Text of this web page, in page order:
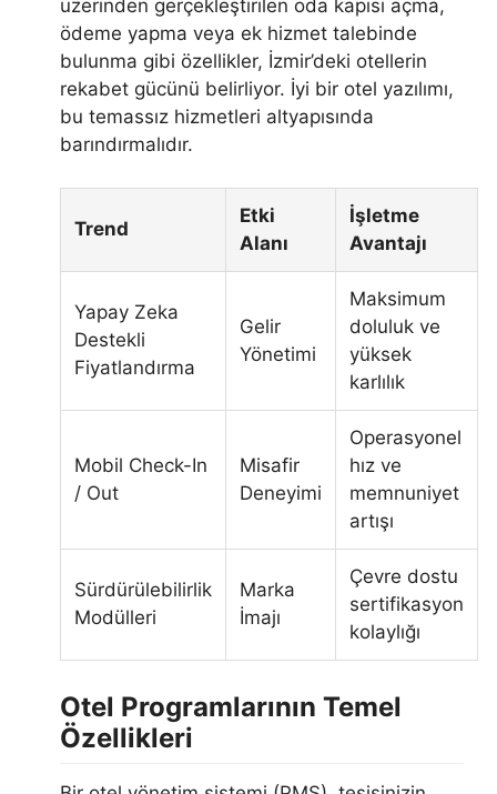
üzerinden gerçekleştirilen oda kapısı açma,
ödeme yapma veya ek hizmet talebinde
bulunma gibi özellikler, İzmir’deki otellerin
rekabet gücünü belirliyor. İyi bir otel yazılımı,
bu temassız hizmetleri altyapısında
barındırmalıdır.
Trend
Etki
Alanı
İşletme
Avantajı
Yapay Zeka
Destekli
Fiyatlandırma
Gelir
Yönetimi
Maksimum
doluluk ve
yüksek
karlılık
Mobil Check-In
/ Out
Misafir
Deneyimi
Operasyonel
hız ve
memnuniyet
artışı
Sürdürülebilirlik
Modülleri
Marka
İmajı
Çevre dostu
sertifikasyon
kolaylığı
Otel Programlarının Temel
Özellikleri